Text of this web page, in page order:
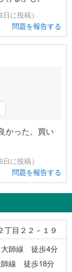
に投稿）
問題を報告する
かった。買い
に投稿）
問題を報告する
丁目２２－１９
大師線 徒歩4分
師線 徒歩18分